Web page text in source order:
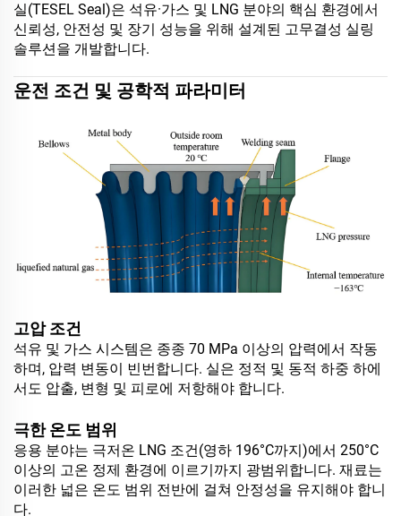
실(TESEL Seal)은 석유·가스 및 LNG 분야의 핵심 환경에서
신뢰성, 안전성 및 장기 성능을 위해 설계된 고무결성 실링
솔루션을 개발합니다.
운전 조건 및 공학적 파라미터
고압 조건
석유 및 가스 시스템은 종종 70 MPa 이상의 압력에서 작동
하며, 압력 변동이 빈번합니다. 실은 정적 및 동적 하중 하에
서도 압출, 변형 및 피로에 저항해야 합니다.
극한 온도 범위
응용 분야는 극저온 LNG 조건(영하 196°C까지)에서 250°C
이상의 고온 정제 환경에 이르기까지 광범위합니다. 재료는
이러한 넓은 온도 범위 전반에 걸쳐 안정성을 유지해야 합니
다.